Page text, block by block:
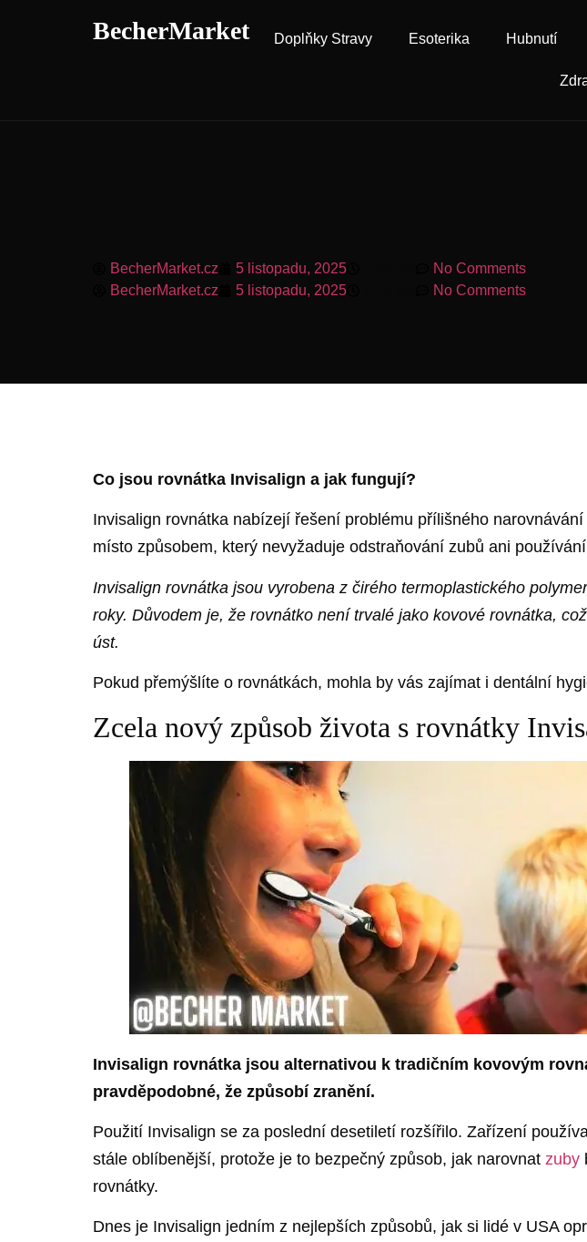
BecherMarket Doplňky Stravy Esoterika Hubnutí
BecherMarket.cz 5 listopadu, 2025
No Comments
BecherMarket.cz
5 listopadu, 2025 No Comments
Co jsou rovnátka Invisalign a jak fungují?
Invisalign rovnátka nabízejí řešení problému přílišného
místo způsobem, který nevyžaduje odstraňování zubů ani
Invisalign rovnátka jsou vyrobena z čirého termoplastického
roky. Důvodem je, že rovnátko není trvalé jako kovové rovnátka,
úst.
Pokud přemýšlíte o rovnátkách, mohla by vás zajímat i dentální
Zcela nový způsob života s rovnátky
Invisalign rovnátka jsou alternativou k tradičním kovovým
pravděpodobné, že způsobí zranění.
Použití Invisalign se za poslední desetiletí rozšířilo. Zařízení
stále oblíbenější, protože je to bezpečný způsob, jak narovnat zuby
rovnátky.
Dnes je Invisalign jedním z nejlepších způsobů, jak si lidé v USA